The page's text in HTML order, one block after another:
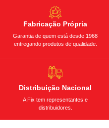
Fabricação Própria
Garantia de quem está desde 1968
entregando produtos de qualidade.
Distribuição Nacional
A Fix tem representantes e
distribuidores.